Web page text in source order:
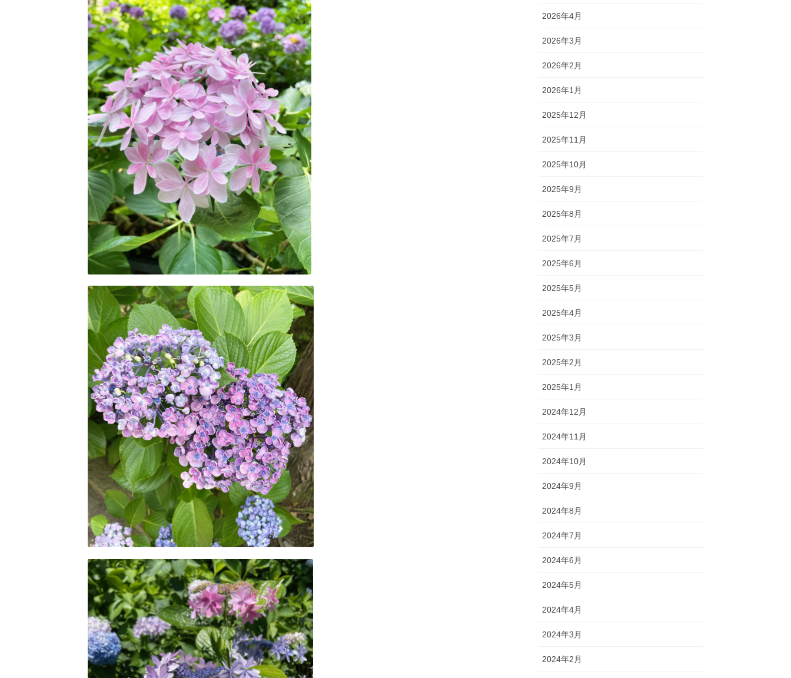
2026年4月
2026年3月
2026年2月
2026年1月
2025年12月
2025年11月
2025年10月
2025年9月
2025年8月
2025年7月
2025年6月
2025年5月
2025年4月
2025年3月
2025年2月
2025年1月
2024年12月
2024年11月
2024年10月
2024年9月
2024年8月
2024年7月
2024年6月
2024年5月
2024年4月
2024年3月
2024年2月